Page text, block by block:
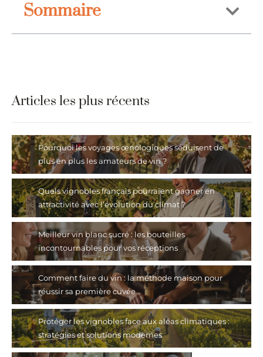
Sommaire
Articles les plus récents
Pourquoi les voyages œnologiques séduisent de
plus en plus les amateurs de vin ?
Quels vignobles français pourraient gagner en
attractivité avec l’évolution du climat ?
Meilleur vin blanc sucré : les bouteilles
incontournables pour vos réceptions
Comment faire du vin : la méthode maison pour
réussir sa première cuvée
Protéger les vignobles face aux aléas climatiques :
stratégies et solutions modernes